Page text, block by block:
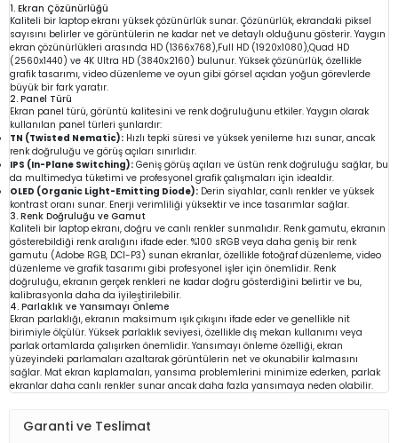
1. Ekran Çözünürlüğü
Kaliteli bir laptop ekranı yüksek çözünürlük sunar. Çözünürlük, ekrandaki piksel
sayısını belirler ve görüntülerin ne kadar net ve detaylı olduğunu gösterir. Yaygın
ekran çözünürlükleri arasında HD (1366x768),Full HD (1920x1080),Quad HD
(2560x1440) ve 4K Ultra HD (3840x2160) bulunur. Yüksek çözünürlük, özellikle
grafik tasarımı, video düzenleme ve oyun gibi görsel açıdan yoğun görevlerde
büyük bir fark yaratır.
2. Panel Türü
Ekran panel türü, görüntü kalitesini ve renk doğruluğunu etkiler. Yaygın olarak
kullanılan panel türleri şunlardır:
TN (Twisted Nematic): Hızlı tepki süresi ve yüksek yenileme hızı sunar, ancak
renk doğruluğu ve görüş açıları sınırlıdır.
IPS (In-Plane Switching): Geniş görüş açıları ve üstün renk doğruluğu sağlar, bu
da multimedya tüketimi ve profesyonel grafik çalışmaları için idealdir.
OLED (Organic Light-Emitting Diode): Derin siyahlar, canlı renkler ve yüksek
kontrast oranı sunar. Enerji verimliliği yüksektir ve ince tasarımlar sağlar.
3. Renk Doğruluğu ve Gamut
Kaliteli bir laptop ekranı, doğru ve canlı renkler sunmalıdır. Renk gamutu, ekranın
gösterebildiği renk aralığını ifade eder. %100 sRGB veya daha geniş bir renk
gamutu (Adobe RGB, DCI-P3) sunan ekranlar, özellikle fotoğraf düzenleme, video
düzenleme ve grafik tasarımı gibi profesyonel işler için önemlidir. Renk
doğruluğu, ekranın gerçek renkleri ne kadar doğru gösterdiğini belirtir ve bu,
kalibrasyonla daha da iyileştirilebilir.
4. Parlaklık ve Yansımayı Önleme
Ekran parlaklığı, ekranın maksimum ışık çıkışını ifade eder ve genellikle nit
birimiyle ölçülür. Yüksek parlaklık seviyesi, özellikle dış mekan kullanımı veya
parlak ortamlarda çalışırken önemlidir. Yansımayı önleme özelliği, ekran
yüzeyindeki parlamaları azaltarak görüntülerin net ve okunabilir kalmasını
sağlar. Mat ekran kaplamaları, yansıma problemlerini minimize ederken, parlak
ekranlar daha canlı renkler sunar ancak daha fazla yansımaya neden olabilir.
Garanti ve Teslimat